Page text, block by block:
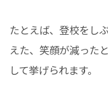
たとえば、登校をし
えた、笑顔が減った
して挙げられます。